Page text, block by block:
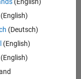
(Deutsch)
(English)
(English)